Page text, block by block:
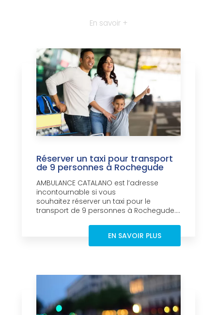
En savoir +
Réserver un taxi pour transport
de 9 personnes à Rochegude
AMBULANCE CATALANO est l’adresse
incontournable si vous
souhaitez réserver un taxi pour le
transport de 9 personnes à Rochegude....
EN SAVOIR PLUS